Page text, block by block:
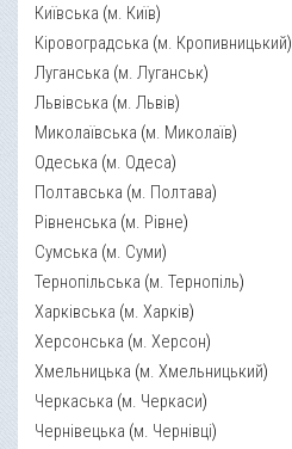
Київська (м. Київ)
Кіровоградська (м. Кропивницький)
Луганська (м. Луганськ)
Львівська (м. Львів)
Миколаївська (м. Миколаїв)
Одеська (м. Одеса)
Полтавська (м. Полтава)
Рівненська (м. Рівне)
Сумська (м. Суми)
Тернопільська (м. Тернопіль)
Харківська (м. Харків)
Херсонська (м. Херсон)
Хмельницька (м. Хмельницький)
Черкаська (м. Черкаси)
Чернівецька (м. Чернівці)